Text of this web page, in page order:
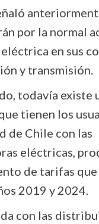
por la normal
en sus
y transmisión.
todavía existe
tienen los
de Chile con las
eléctricas,
de tarifas
2019 y 2024.
con las